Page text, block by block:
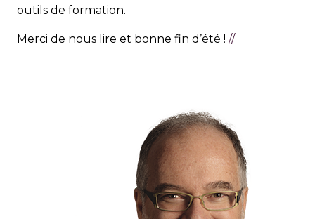
outils de formation.
Merci de nous lire et bonne fin d’été ! //